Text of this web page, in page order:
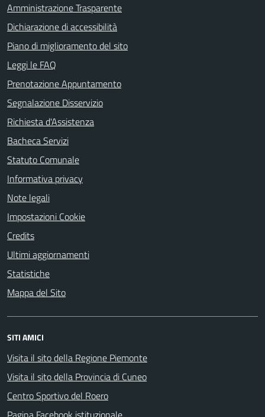
Amministrazione Trasparente
Dichiarazione di accessibilità
Piano di miglioramento del sito
Leggi le FAQ
Prenotazione Appuntamento
Segnalazione Disservizio
Richiesta d'Assistenza
Bacheca Servizi
Statuto Comunale
Informativa privacy
Note legali
Impostazioni Cookie
Credits
Ultimi aggiornamenti
Statistiche
Mappa del Sito
SITI AMICI
Visita il sito della Regione Piemonte
Visita il sito della Provincia di Cuneo
Centro Sportivo del Roero